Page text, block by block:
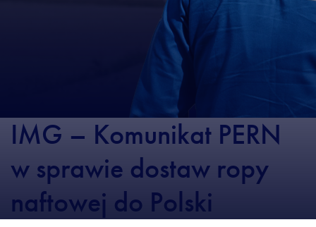
IMG – Komunikat PERN
w sprawie dostaw ropy
naftowej do Polski